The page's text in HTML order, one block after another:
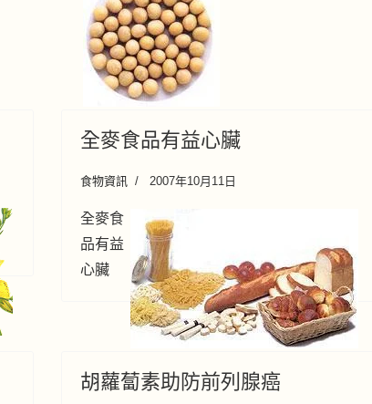
全麥食品有益心臟
食物資訊 2007年10月11日
全麥食
品有益
心臟
胡蘿蔔素助防前列腺癌